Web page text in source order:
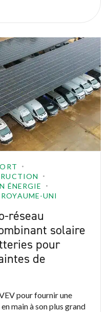
collaboratif
des opérations
ÉNERGIE
ROYAUME-UNI
réseau
solaire
pour
de
pour fournir une
main à son plus grand